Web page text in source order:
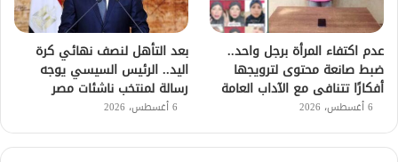
عدم اكتفاء المرأة برجل واحد..
ضبط صانعة محتوى لترويجها
أفكارًا تتنافى مع الآداب العامة
6 أغسطس، 2026
بعد التأهل لنصف نهائي كرة
اليد.. الرئيس السيسي يوجه
رسالة لمنتخب ناشئات مصر
6 أغسطس، 2026